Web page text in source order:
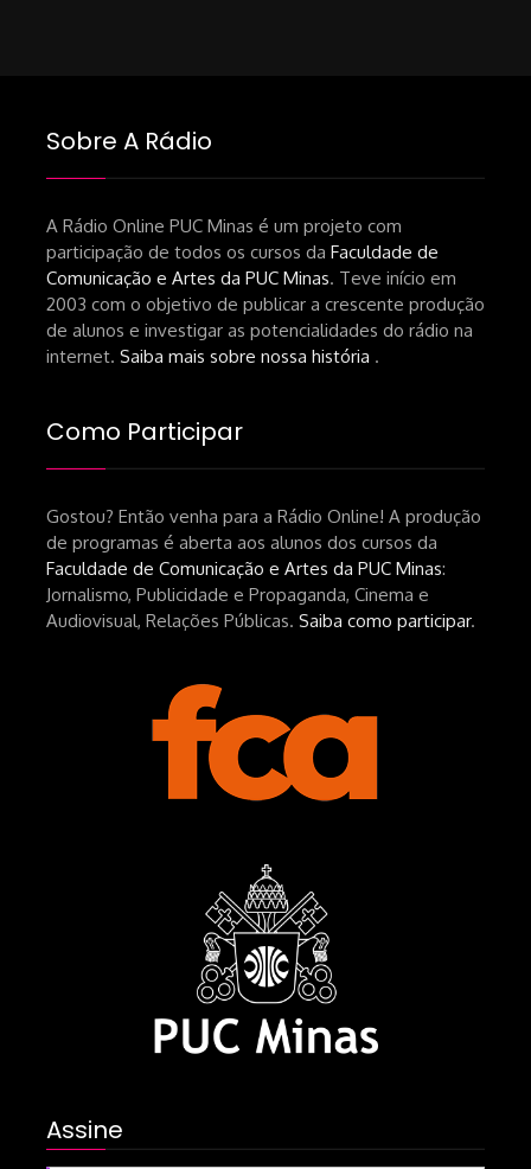
Sobre A Rádio
A Rádio Online PUC Minas é um projeto com
participação de todos os cursos da Faculdade de
Comunicação e Artes da PUC Minas. Teve início em
2003 com o objetivo de publicar a crescente produção
de alunos e investigar as potencialidades do rádio na
internet. Saiba mais sobre nossa história .
Como Participar
Gostou? Então venha para a Rádio Online! A produção
de programas é aberta aos alunos dos cursos da
Faculdade de Comunicação e Artes da PUC Minas:
Jornalismo, Publicidade e Propaganda, Cinema e
Audiovisual, Relações Públicas. Saiba como participar.
Assine